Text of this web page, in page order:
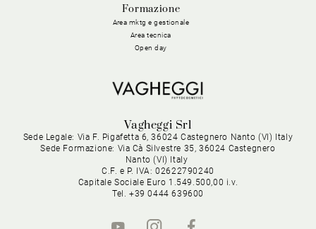
Formazione
Area mktg e gestionale
Area tecnica
Open day
Vagheggi Srl
Sede Legale: Via F. Pigafetta 6, 36024 Castegnero Nanto (VI) Italy
Sede Formazione: Via Cà Silvestre 35, 36024 Castegnero
Nanto (VI) Italy
C.F. e P. IVA: 02622790240
Capitale Sociale Euro 1.549.500,00 i.v.
Tel. +39 0444 639600